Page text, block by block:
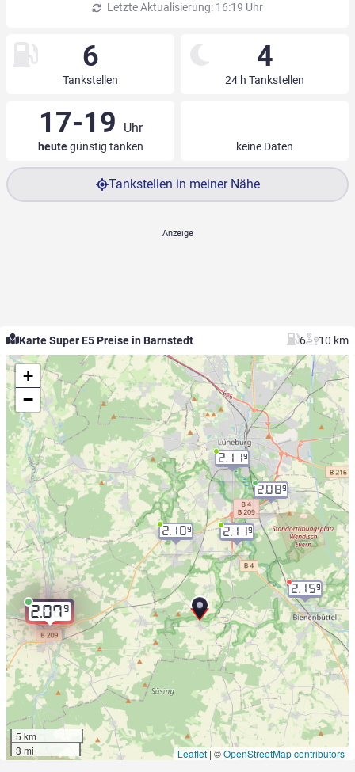
Letzte Aktualisierung: 16:19 Uhr
6
Tankstellen
4
24 h Tankstellen
17-19 Uhr
heutegünstig tanken keine Daten
Tankstellen in meiner Nähe
Karte Super E5 Preise in Barnstedt 6 10 km
2.079
2.159
2.119
2.109
2.119
2.089
+
−
5 km
3 mi
Leaflet | ©OpenStreetMap contributors